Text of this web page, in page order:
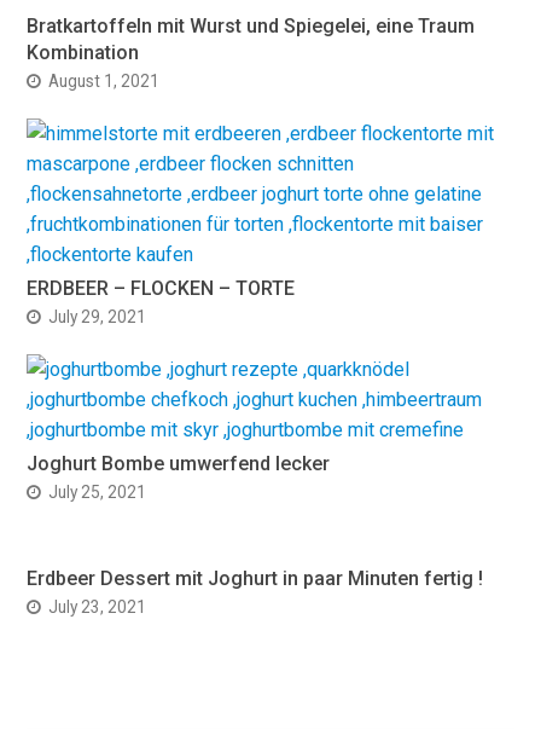
Bratkartoffeln mit Wurst und Spiegelei, eine Traum
Kombination
August 1, 2021
ERDBEER – FLOCKEN – TORTE
July 29, 2021
Joghurt Bombe umwerfend lecker
July 25, 2021
Erdbeer Dessert mit Joghurt in paar Minuten fertig !
July 23, 2021